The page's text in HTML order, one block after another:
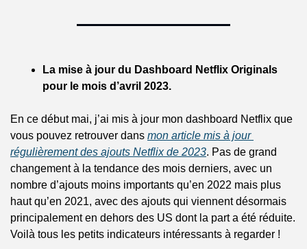
La mise à jour du Dashboard Netflix Originals
pour le mois d’avril 2023.
En ce début mai, j’ai mis à jour mon dashboard Netflix que
vous pouvez retrouver dans mon article mis à jour
régulièrement des ajouts Netflix de 2023. Pas de grand
changement à la tendance des mois derniers, avec un
nombre d’ajouts moins importants qu’en 2022 mais plus
haut qu’en 2021, avec des ajouts qui viennent désormais
principalement en dehors des US dont la part a été réduite.
Voilà tous les petits indicateurs intéressants à regarder !